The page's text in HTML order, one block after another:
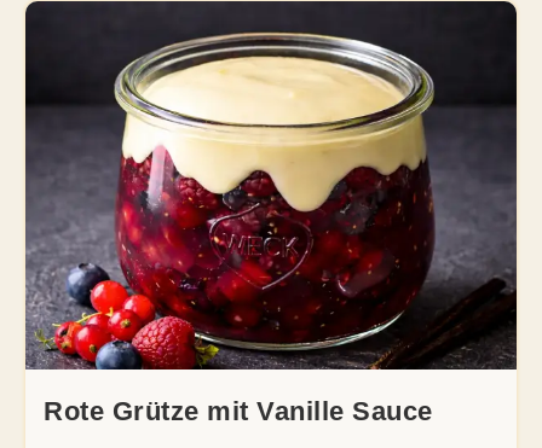
Rote Grütze mit Vanille Sauce